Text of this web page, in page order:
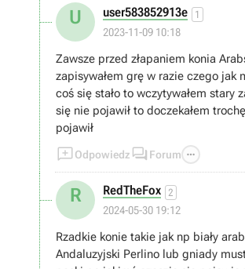
U user583852913e 1
2023-11-09 10:18
Zawsze przed złapaniem konia
zapisywałem grę w razie czego jak
coś się stało to wczytywałem stary
się nie pojawił to doczekałem
pojawił
Odpowiedz  Forum 
R RedTheFox 2
2024-05-30 19:12
Rzadkie konie takie jak np biały
Andaluzyjski Perlino lub gniady